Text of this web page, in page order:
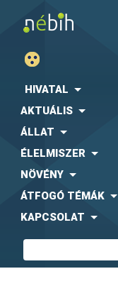
HIVATAL
AKTUÁLIS
ÁLLAT
ÉLELMISZER
NÖVÉNY
ÁTFOGÓ TÉMÁK
KAPCSOLAT